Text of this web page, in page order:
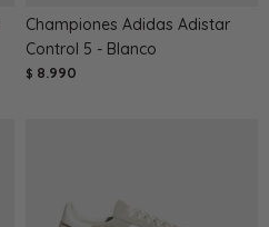
Championes Adidas Adistar
Control 5 - Blanco
$ 8.990